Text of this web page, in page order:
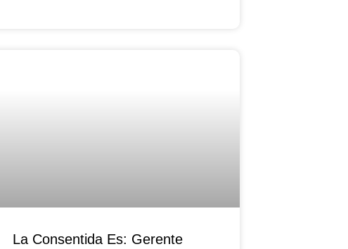
La Consentida Es: Gerente